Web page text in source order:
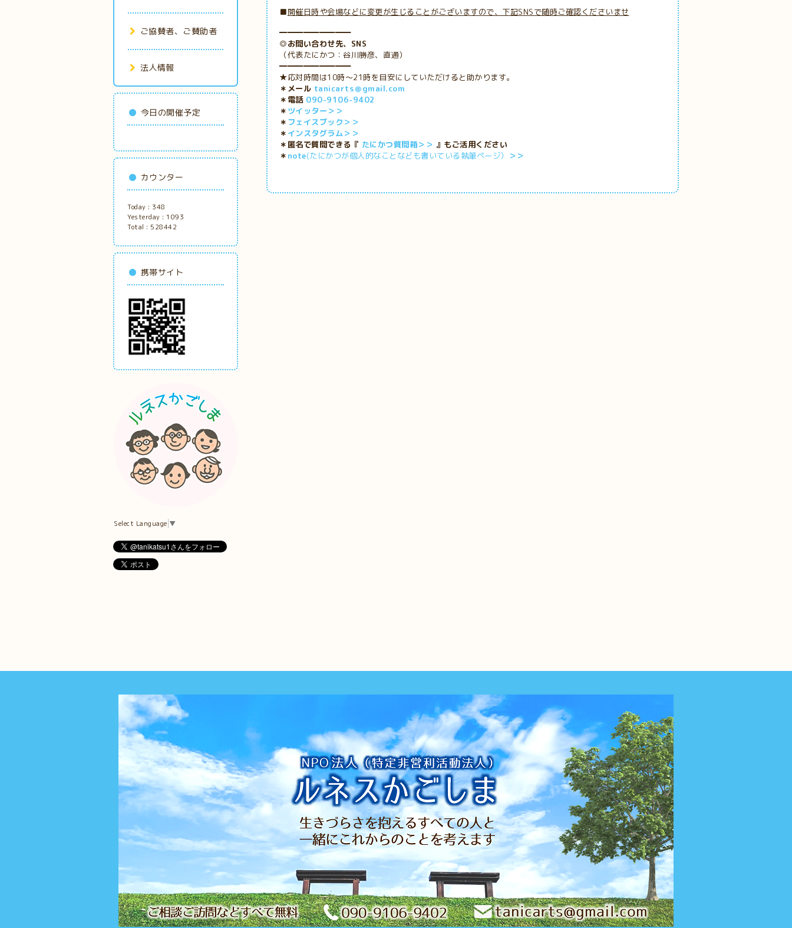
■開催日時や会場などに変更が生じることがございますので、下記SNSで随時ご確認くださいませ
━━━━━━━━━
◎お問い合わせ先、SNS
（代表たにかつ：谷川勝彦、直通）
━━━━━━━━━
★応対時間は10時～21時を目安にしていただけると助かります。
＊メール tanicarts＠gmail.com
＊電話 090-9106-9402
＊ ツイッター＞＞
＊ フェイスブック＞＞
＊ インスタグラム＞＞
＊匿名で質問できる『 たにかつ質問箱＞＞ 』もご活用ください
＊ note(たにかつが個人的なことなども書いている執筆ページ） ＞＞
ご協賛者、ご賛助者
法人情報
今日の開催予定
カウンター
Today : 348
Yesterday : 1093
Total : 528442
携帯サイト
Select Language ▼